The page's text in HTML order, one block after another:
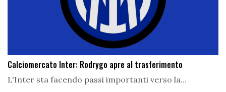
Calciomercato Inter: Rodrygo apre al trasferimento
L'Inter sta facendo passi importanti verso la...